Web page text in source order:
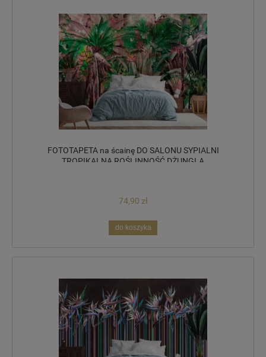
FOTOTAPETA na ścainę DO SALONU SYPIALNI
TROPIKALNA ROŚLINNOŚĆ DŻUNGLA
74,90 zł
do koszyka